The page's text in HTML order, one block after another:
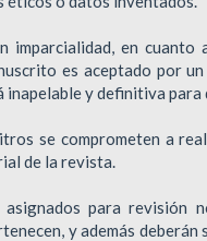
imparcialidad, en
es aceptado por
y definitiva para
se comprometen a
de la revista.
para revisión
y además